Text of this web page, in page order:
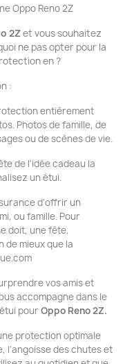
Oppo Reno 2Z
2Zet vous souhaitez
ne pas opter pour la
en ?
:
entièrement
Photos de famille, de
ou de scènes de vie.
de l'idée cadeau la
un étui.
d'offrir un
ou famille. Pour
doit, une fête,
de mieux que la
vos amis et
accompagne dans le
pour Oppo Reno 2Z.
protection optimale
l'angoisse des chutes et